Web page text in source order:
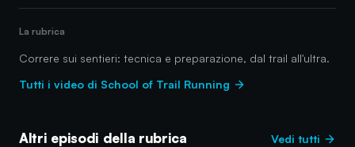
La rubrica
Correre sui sentieri: tecnica e preparazione, dal trail all'ultra.
Tutti i video di School of Trail Running
Altri episodi della rubrica Vedi tutti